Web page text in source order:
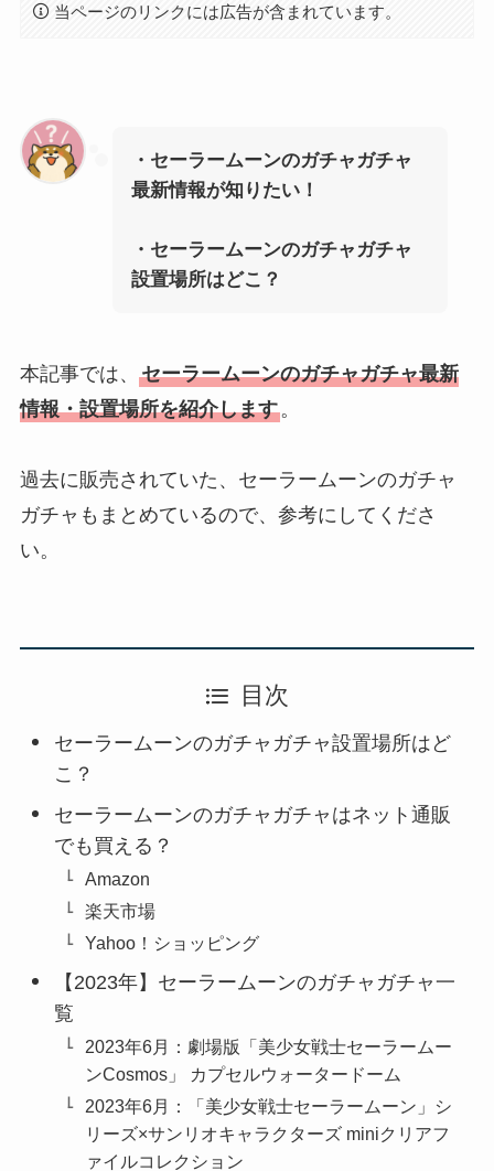
当ページのリンクには広告が含まれています。
・セーラームーンのガチャガチャ
最新情報が知りたい！
・ セーラームーンのガチャガチャ
設置場所はどこ？
本記事では、 セーラームーンのガチャガチャ最新
情報・設置場所を紹介します。
過去に販売されていた、セーラームーンのガチャ
ガチャもまとめているので、参考にしてくださ
い。
目次
セーラームーンのガチャガチャ設置場所はど
こ？
セーラームーンのガチャガチャはネット通販
でも買える？
Amazon
楽天市場
Yahoo！ショッピング
【2023年】セーラームーンのガチャガチャ一
覧
2023年6月：劇場版「美少女戦士セーラームー
ンCosmos」 カプセルウォータードーム
2023年6月：「美少女戦士セーラームーン」シ
リーズ×サンリオキャラクターズ miniクリアフ
ァイルコレクション